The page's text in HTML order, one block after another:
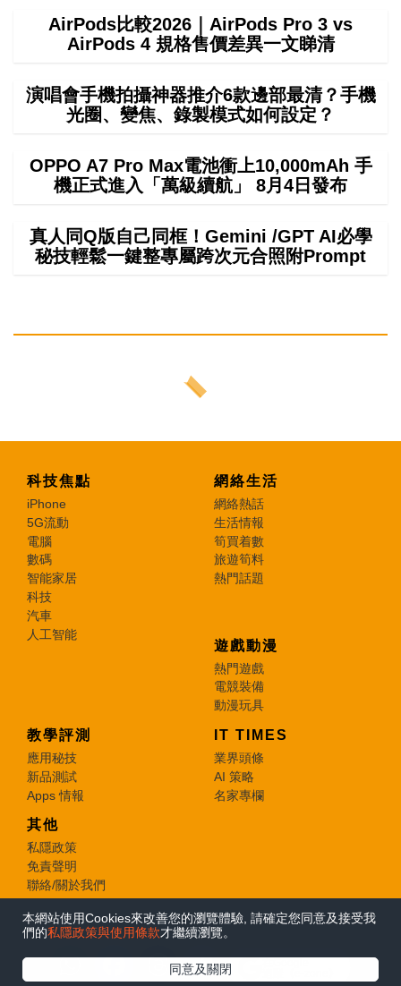
AirPods比較2026｜AirPods Pro 3 vs
AirPods 4 規格售價差異一文睇清
演唱會手機拍攝神器推介6款邊部最清？手機
光圈、變焦、錄製模式如何設定？
OPPO A7 Pro Max電池衝上10,000mAh 手
機正式進入「萬級續航」 8月4日發布
真人同Q版自己同框！Gemini /GPT AI必學
秘技輕鬆一鍵整專屬跨次元合照附Prompt
科技焦點
iPhone
5G流動
電腦
數碼
智能家居
科技
汽車
人工智能
網絡生活
網絡熱話
生活情報
筍買着數
旅遊筍料
熱門話題
遊戲動漫
熱門遊戲
電競裝備
動漫玩具
教學評測
應用秘技
新品測試
Apps 情報
IT TIMES
業界頭條
AI 策略
名家專欄
其他
私隱政策
免責聲明
聯絡/關於我們
© 2026 e-zone. All Rights Reserved.
本網站使用Cookies來改善您的瀏覽體驗, 請確定您同意及接受我
們的私隱政策與使用條款才繼續瀏覽。
同意及關閉